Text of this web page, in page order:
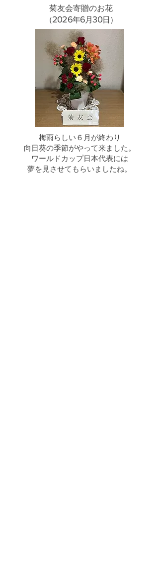
菊友会寄贈のお花
​（2026年6月30日）
梅雨らしい６月が終わり
向日葵の季節がやって来ました。
ワールドカップ日本代表には
夢を見させてもらいましたね。